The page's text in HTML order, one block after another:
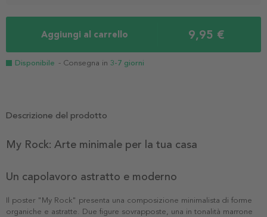
Aggiungi al carrello 9,95 €
Disponibile - Consegna in 3-7 giorni
Descrizione del prodotto
My Rock: Arte minimale per la tua casa
Un capolavoro astratto e moderno
Il poster "My Rock" presenta una composizione minimalista di forme
organiche e astratte. Due figure sovrapposte, una in tonalità marrone